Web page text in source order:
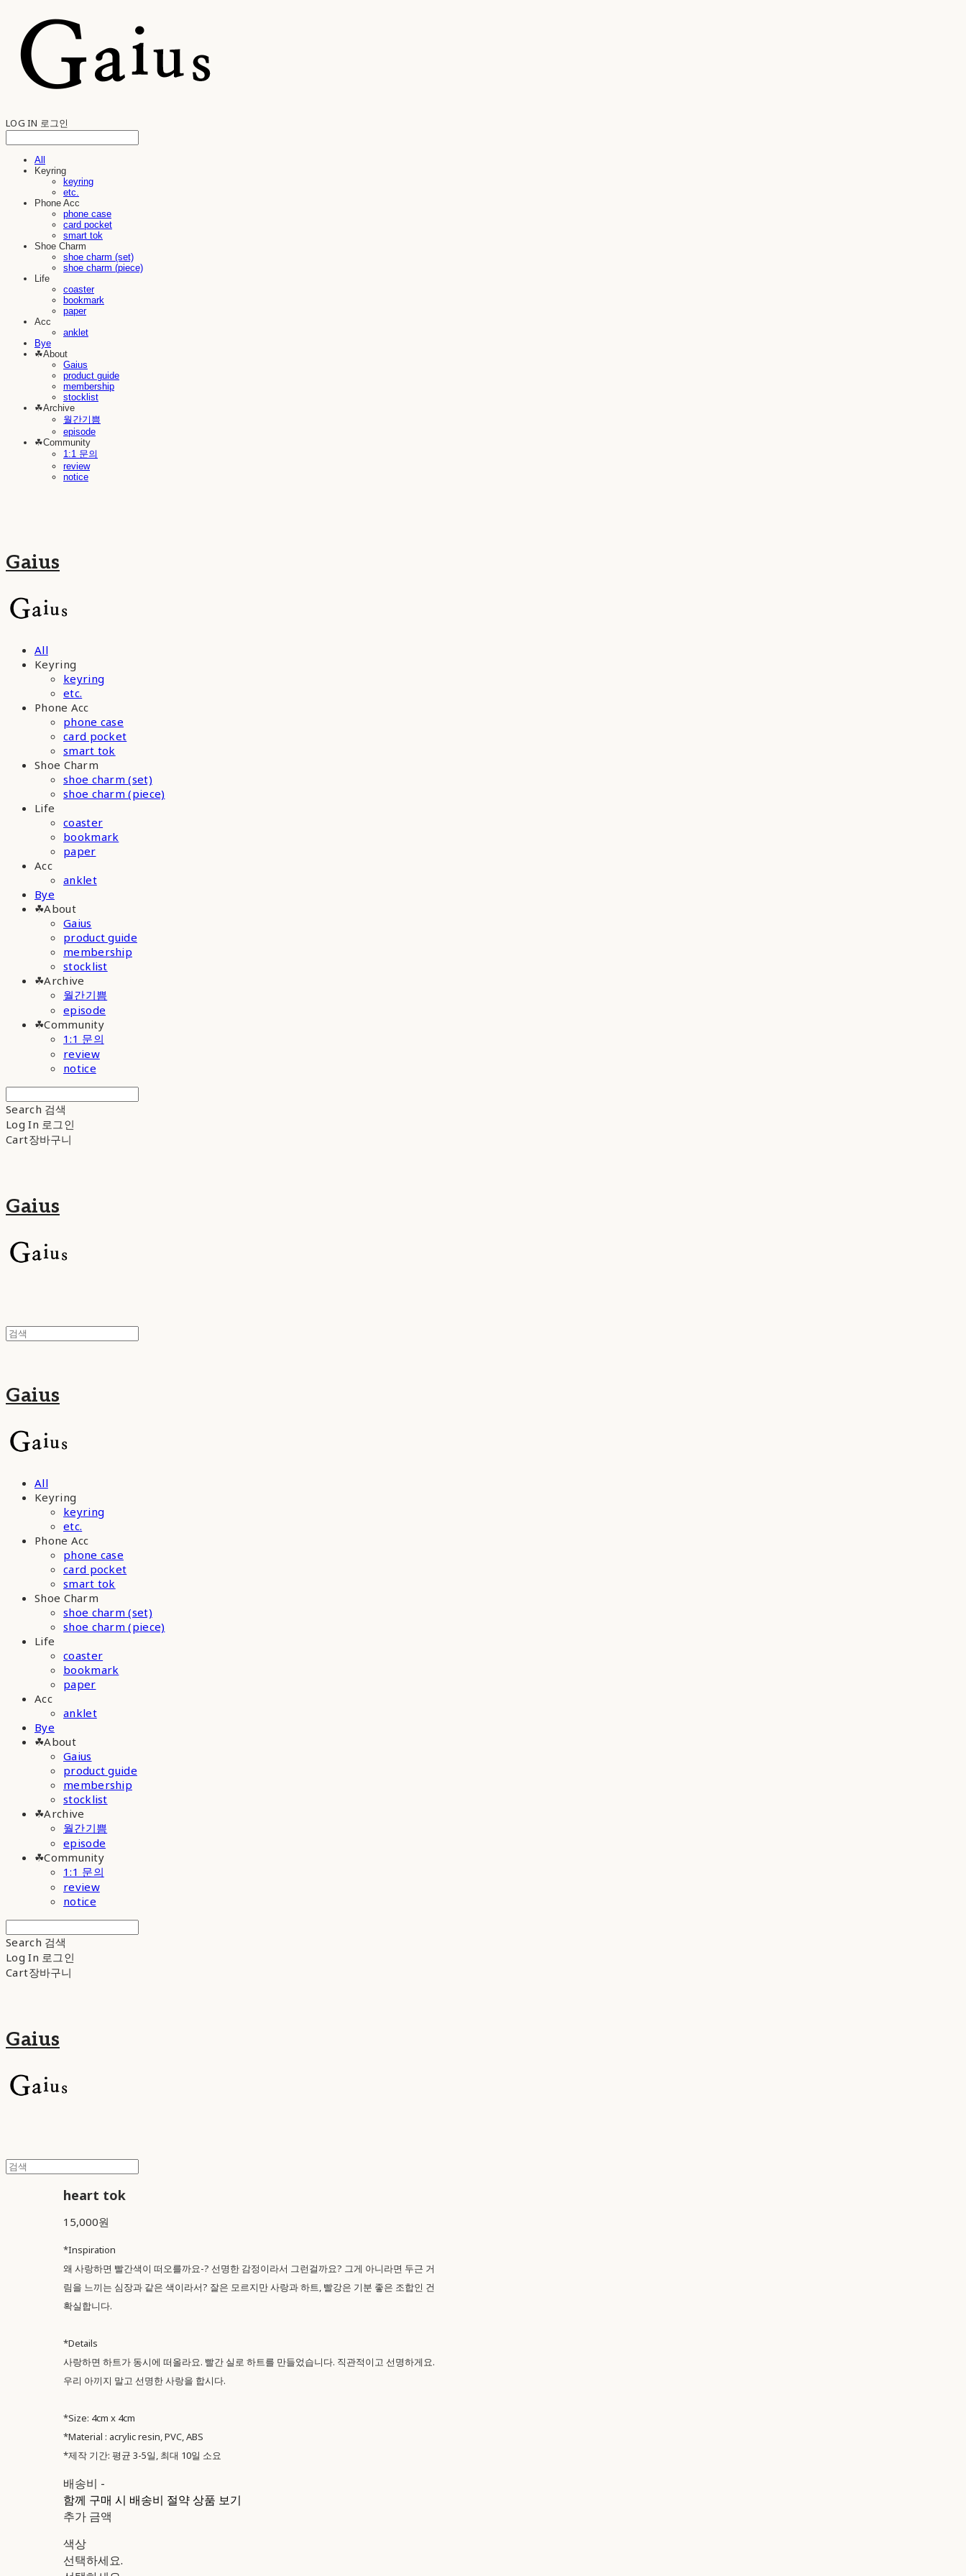
LOG IN 로그인
All
Keyring
keyring
etc.
Phone Acc
phone case
card pocket
smart tok
Shoe Charm
shoe charm (set)
shoe charm (piece)
Life
coaster
bookmark
paper
Acc
anklet
Bye
☘︎About
Gaius
product guide
membership
stocklist
☘︎Archive
월간기쁨
episode
☘︎Community
1:1 문의
review
notice
Gaius
All
Keyring
keyring
etc.
Phone Acc
phone case
card pocket
smart tok
Shoe Charm
shoe charm (set)
shoe charm (piece)
Life
coaster
bookmark
paper
Acc
anklet
Bye
☘︎About
Gaius
product guide
membership
stocklist
☘︎Archive
월간기쁨
episode
☘︎Community
1:1 문의
review
notice
Search 검색
Log In 로그인
Cart장바구니
Gaius
Gaius
All
Keyring
keyring
etc.
Phone Acc
phone case
card pocket
smart tok
Shoe Charm
shoe charm (set)
shoe charm (piece)
Life
coaster
bookmark
paper
Acc
anklet
Bye
☘︎About
Gaius
product guide
membership
stocklist
☘︎Archive
월간기쁨
episode
☘︎Community
1:1 문의
review
notice
Search 검색
Log In 로그인
Cart장바구니
Gaius
heart tok
15,000원
*Inspiration
왜 사랑하면 빨간색이 떠오를까요-? 선명한 감정이라서 그런걸까요? 그게 아니라면 두근 거
림을 느끼는 심장과 같은 색이라서? 잘은 모르지만 사랑과 하트, 빨강은 기분 좋은 조합인 건
확실합니다.
*Details
사랑하면 하트가 동시에 떠올라요. 빨간 실로 하트를 만들었습니다. 직관적이고 선명하게요.
우리 아끼지 말고 선명한 사랑을 합시다.
*Size: 4cm x 4cm
*Material : acrylic resin, PVC, ABS
*제작 기간: 평균 3-5일, 최대 10일 소요
배송비 -
함께 구매 시 배송비 절약 상품 보기
추가 금액
색상
선택하세요.